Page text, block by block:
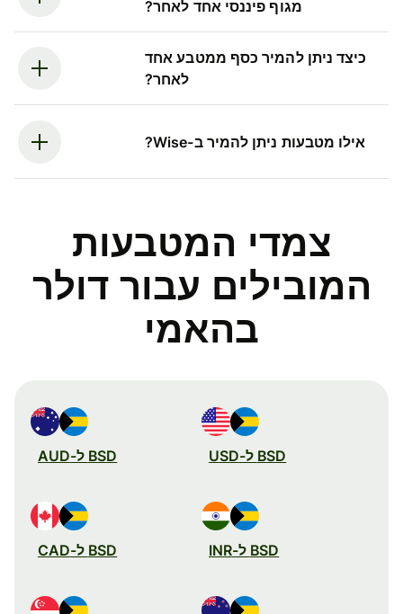
מגוף פיננסי אחד לאחר?
כיצד ניתן להמיר כסף ממטבע אחד
לאחר?
אילו מטבעות ניתן להמיר ב-Wise?
צמדי המטבעות
המובילים עבור דולר
בהאמי
BSD ל-USD BSD ל-AUD
BSD ל-INR BSD ל-CAD